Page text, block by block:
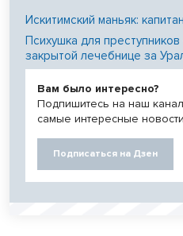
Искитимский маньяк:
Психушка для
закрытой лечебнице за
Вам было интересно?
Подпишитесь на наш
самые интересные
Подписаться на Дзен